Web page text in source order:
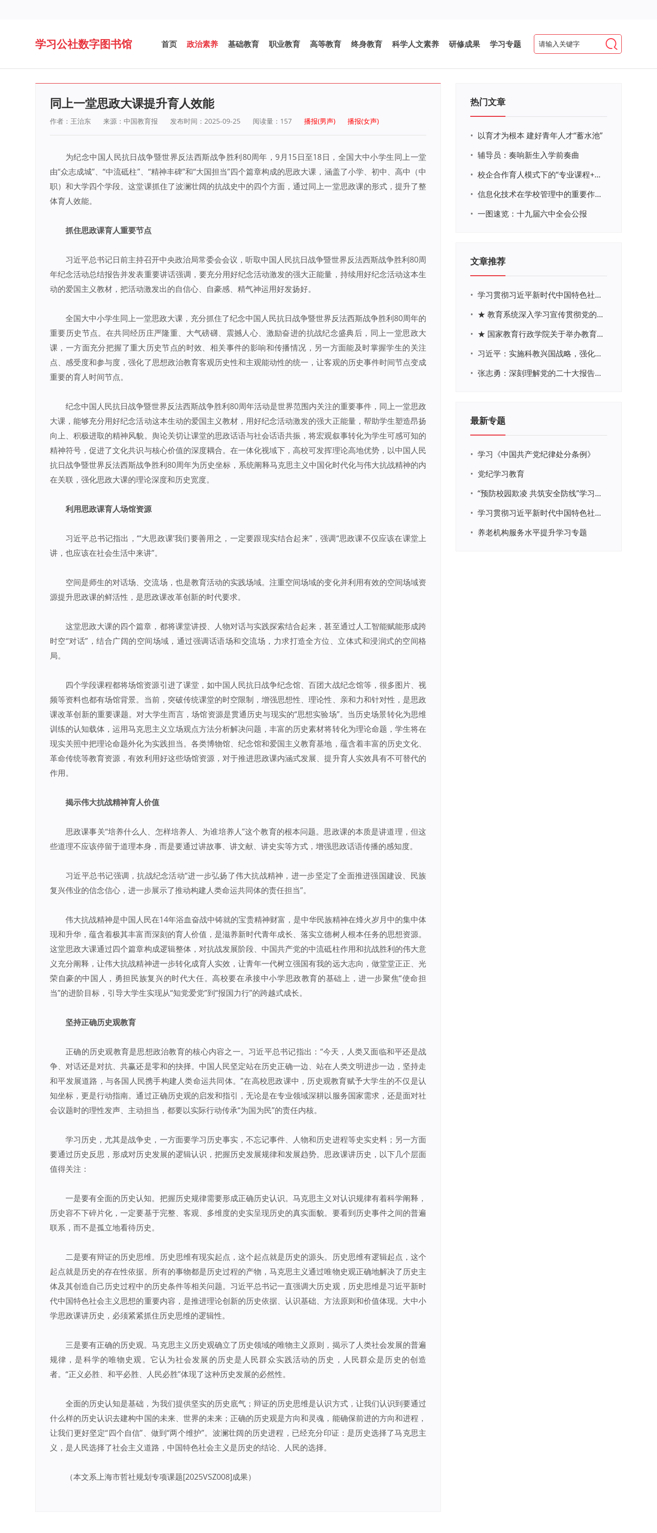
学习公社数字图书馆 首页 政治素养 基础教育 职业教育 高等教育 终身教育 科学人文素养 研修成果 学习专题
同上一堂思政大课提升育人效能
作者：王治东 来源：中国教育报 发布时间：2025-09-25 阅读量： 157 播报(男声) 播报(女声)
为纪念中国人民抗日战争暨世界反法西斯战争胜利80周年，9月15日至18日，全国大中小学生同上一堂
由“众志成城”、“中流砥柱”、“精神丰碑”和“大国担当”四个篇章构成的思政大课，涵盖了小学、初中、高中（中
职）和大学四个学段。这堂课抓住了波澜壮阔的抗战史中的四个方面，通过同上一堂思政课的形式，提升了整
体育人效能。
抓住思政课育人重要节点
习近平总书记日前主持召开中央政治局常委会会议，听取中国人民抗日战争暨世界反法西斯战争胜利80周
年纪念活动总结报告并发表重要讲话强调，要充分用好纪念活动激发的强大正能量，持续用好纪念活动这本生
动的爱国主义教材，把活动激发出的自信心、自豪感、精气神运用好发扬好。
全国大中小学生同上一堂思政大课，充分抓住了纪念中国人民抗日战争暨世界反法西斯战争胜利80周年的
重要历史节点。在共同经历庄严隆重、大气磅礴、震撼人心、激励奋进的抗战纪念盛典后，同上一堂思政大
课，一方面充分把握了重大历史节点的时效、相关事件的影响和传播情况，另一方面能及时掌握学生的关注
点、感受度和参与度，强化了思想政治教育客观历史性和主观能动性的统一，让客观的历史事件时间节点变成
重要的育人时间节点。
纪念中国人民抗日战争暨世界反法西斯战争胜利80周年活动是世界范围内关注的重要事件，同上一堂思政
大课，能够充分用好纪念活动这本生动的爱国主义教材，用好纪念活动激发的强大正能量，帮助学生塑造昂扬
向上、积极进取的精神风貌。舆论关切让课堂的思政话语与社会话语共振，将宏观叙事转化为学生可感可知的
精神符号，促进了文化共识与核心价值的深度耦合。在一体化视域下，高校可发挥理论高地优势，以中国人民
抗日战争暨世界反法西斯战争胜利80周年为历史坐标，系统阐释马克思主义中国化时代化与伟大抗战精神的内
在关联，强化思政大课的理论深度和历史宽度。
利用思政课育人场馆资源
习近平总书记指出，“‘大思政课’我们要善用之，一定要跟现实结合起来”，强调“思政课不仅应该在课堂上
讲，也应该在社会生活中来讲”。
空间是师生的对话场、交流场，也是教育活动的实践场域。注重空间场域的变化并利用有效的空间场域资
源提升思政课的鲜活性，是思政课改革创新的时代要求。
这堂思政大课的四个篇章，都将课堂讲授、人物对话与实践探索结合起来，甚至通过人工智能赋能形成跨
时空“对话”，结合广阔的空间场域，通过强调话语场和交流场，力求打造全方位、立体式和浸润式的空间格
局。
四个学段课程都将场馆资源引进了课堂，如中国人民抗日战争纪念馆、百团大战纪念馆等，很多图片、视
频等资料也都有场馆背景。当前，突破传统课堂的时空限制，增强思想性、理论性、亲和力和针对性，是思政
课改革创新的重要课题。对大学生而言，场馆资源是贯通历史与现实的“思想实验场”。当历史场景转化为思维
训练的认知载体，运用马克思主义立场观点方法分析解决问题，丰富的历史素材将转化为理论命题，学生将在
现实关照中把理论命题外化为实践担当。各类博物馆、纪念馆和爱国主义教育基地，蕴含着丰富的历史文化、
革命传统等教育资源，有效利用好这些场馆资源，对于推进思政课内涵式发展、提升育人实效具有不可替代的
作用。
揭示伟大抗战精神育人价值
思政课事关“培养什么人、怎样培养人、为谁培养人”这个教育的根本问题。思政课的本质是讲道理，但这
些道理不应该停留于道理本身，而是要通过讲故事、讲文献、讲史实等方式，增强思政话语传播的感知度。
习近平总书记强调，抗战纪念活动“进一步弘扬了伟大抗战精神，进一步坚定了全面推进强国建设、民族
复兴伟业的信念信心，进一步展示了推动构建人类命运共同体的责任担当”。
伟大抗战精神是中国人民在14年浴血奋战中铸就的宝贵精神财富，是中华民族精神在烽火岁月中的集中体
现和升华，蕴含着极其丰富而深刻的育人价值，是滋养新时代青年成长、落实立德树人根本任务的思想资源。
这堂思政大课通过四个篇章构成逻辑整体，对抗战发展阶段、中国共产党的中流砥柱作用和抗战胜利的伟大意
义充分阐释，让伟大抗战精神进一步转化成育人实效，让青年一代树立强国有我的远大志向，做堂堂正正、光
荣自豪的中国人，勇担民族复兴的时代大任。高校要在承接中小学思政教育的基础上，进一步聚焦“使命担
当”的进阶目标，引导大学生实现从“知党爱党”到“报国力行”的跨越式成长。
坚持正确历史观教育
正确的历史观教育是思想政治教育的核心内容之一。习近平总书记指出：“今天，人类又面临和平还是战
争、对话还是对抗、共赢还是零和的抉择。中国人民坚定站在历史正确一边、站在人类文明进步一边，坚持走
和平发展道路，与各国人民携手构建人类命运共同体。”在高校思政课中，历史观教育赋予大学生的不仅是认
知坐标，更是行动指南。通过正确历史观的启发和指引，无论是在专业领域深耕以服务国家需求，还是面对社
会议题时的理性发声、主动担当，都要以实际行动传承“为国为民”的责任内核。
学习历史，尤其是战争史，一方面要学习历史事实，不忘记事件、人物和历史进程等史实史料；另一方面
要通过历史反思，形成对历史发展的逻辑认识，把握历史发展规律和发展趋势。思政课讲历史，以下几个层面
值得关注：
一是要有全面的历史认知。把握历史规律需要形成正确历史认识。马克思主义对认识规律有着科学阐释，
历史容不下碎片化，一定要基于完整、客观、多维度的史实呈现历史的真实面貌。要看到历史事件之间的普遍
联系，而不是孤立地看待历史。
二是要有辩证的历史思维。历史思维有现实起点，这个起点就是历史的源头。历史思维有逻辑起点，这个
起点就是历史的存在性依据。所有的事物都是历史过程的产物，马克思主义通过唯物史观正确地解决了历史主
体及其创造自己历史过程中的历史条件等相关问题。习近平总书记一直强调大历史观，历史思维是习近平新时
代中国特色社会主义思想的重要内容，是推进理论创新的历史依据、认识基础、方法原则和价值体现。大中小
学思政课讲历史，必须紧紧抓住历史思维的逻辑性。
三是要有正确的历史观。马克思主义历史观确立了历史领域的唯物主义原则，揭示了人类社会发展的普遍
规律，是科学的唯物史观。它认为社会发展的历史是人民群众实践活动的历史，人民群众是历史的创造
者。“正义必胜、和平必胜、人民必胜”体现了这种历史发展的必然性。
全面的历史认知是基础，为我们提供坚实的历史底气；辩证的历史思维是认识方式，让我们认识到要通过
什么样的历史认识去建构中国的未来、世界的未来；正确的历史观是方向和灵魂，能确保前进的方向和进程，
让我们更好坚定“四个自信”、做到“两个维护”。波澜壮阔的历史进程，已经充分印证：是历史选择了马克思主
义，是人民选择了社会主义道路，中国特色社会主义是历史的结论、人民的选择。
（本文系上海市哲社规划专项课题[2025VSZ008]成果）
热门文章
• 以育才为根本 建好青年人才“蓄水池”
• 辅导员：奏响新生入学前奏曲
•
校企合作育人模式下的“专业课程+思政教育+党建活动”交叉融合的课程思政教学探索与实践
•
信息化技术在学校管理中的重要作用 ——以贵州省威宁民族中学和校园使用等为例
• 一图速览：十九届六中全会公报
文章推荐
•
学习贯彻习近平新时代中国特色社会主义思想主题教育网络培训
•
★ 教育系统深入学习宣传贯彻党的二十大精神学习专题
•
★ 国家教育行政学院关于举办教育系统深入学习宣传贯彻党的二十大精神专题网络培训的通知
•
习近平：实施科教兴国战略，强化现代化建设人才支撑
•
张志勇：深刻理解党的二十大报告关于教育的新思想、新战略、新要求
最新专题
• 学习《中国共产党纪律处分条例》
• 党纪学习教育
•
“预防校园欺凌 共筑安全防线”学习专题
•
学习贯彻习近平新时代中国特色社会主义思想主题教育
• 养老机构服务水平提升学习专题